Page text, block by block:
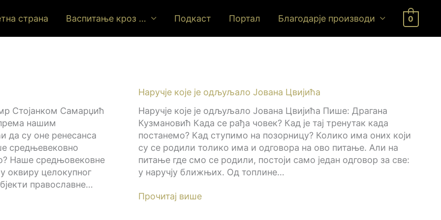
страна Васпитање кроз … Подкаст Портал Благодарје производи 0
Стојанком Самарџић
нашим
су оне ренесанса
средњевековно
Наше средњовековне
оквиру целокупног
православне…
Наручје које је одљуљало Јована Цвијића
Наручје које је одљуљало Јована Цвијића Пише: Драгана
Кузмановић Када се рађа човек? Кад је тај тренутак када
постанемо? Кад ступимо на позорницу? Колико има оних који
су се родили толико има и одговора на ово питање. Али на
питање где смо се родили, постоји само један одговор за све:
у наручју ближњих. Од топлине…
Прочитај више